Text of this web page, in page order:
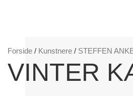
Forside / Kunstnere / STEFFEN
VINTER